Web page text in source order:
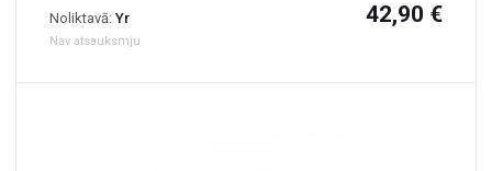
Noliktavā: Yr
Nav atsauksmju
42,90 €